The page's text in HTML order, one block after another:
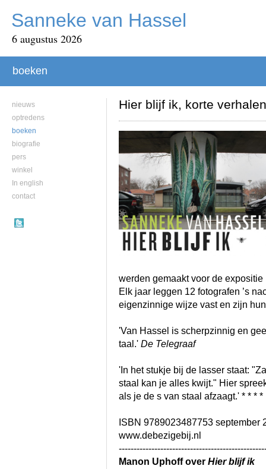
Sanneke van Hassel
6 augustus 2026
boeken
nieuws
optredens
boeken
biografie
pers
winkel
In english
contact
Hier blijf ik, korte
werden gemaakt voor de expositie
Elk jaar leggen 12 fotografen ’s
eigenzinnige wijze vast en zijn
'Van Hassel is scherpzinnig en
taal.' De Telegraaf
'In het stukje bij de lasser staat:
staal kan je alles kwijt." Hier
als je de s van staal afzaagt.' * * *
ISBN 9789023487753 september
www.debezigebij.nl
Manon Uphoff over Hier blijf ik